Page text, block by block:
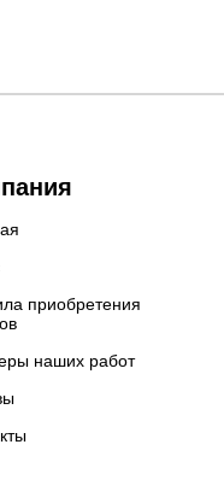
приобретения
наших работ